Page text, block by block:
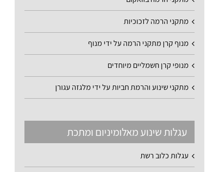
מתקני הרמה לזכוכיות
מנוף קרן מתקני הרמה על ידי מנוף
מנופי קרן חשמליים מיוחדים
מתקני שינוע והרמת חביות על ידי מלגזה עגורן
עגלות שינוע מאלומיניום ומתכת
עגלות כלוב רשת